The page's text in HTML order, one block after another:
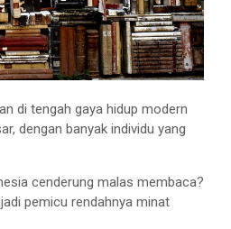
di tengah gaya hidup modern
dengan banyak individu yang
cenderung malas membaca?
pemicu rendahnya minat